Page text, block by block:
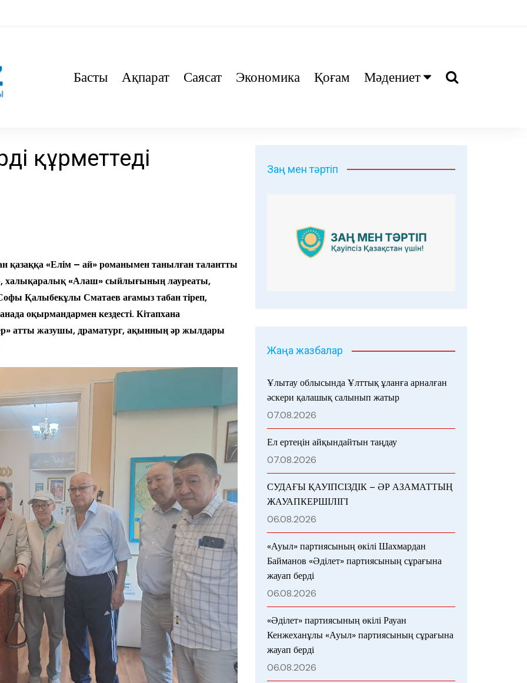
Басты Ақпарат Саясат Экономика Қоғам Мәдениет
құрметтеді
қазаққа «Елім – ай» романымен танылған талантты
халықаралық «Алаш» сыйлығының лауреаты,
Қалыбекұлы Сматаев ағамыз табан тіреп,
оқырмандармен кездесті. Кітапхана
атты жазушы, драматург, ақынның әр жылдары
Заң мен тәртіп
Жаңа жазбалар
Ұлытау облысында Ұлттық ұланға арналған
әскери қалашық салынып жатыр
07.08.2026
Ел ертеңін айқындайтын таңдау
07.08.2026
СУДАҒЫ ҚАУІПСІЗДІК – ӘР АЗАМАТТЫҢ
ЖАУАПКЕРШІЛІГІ
06.08.2026
«Ауыл» партиясының өкілі Шахмардан
Байманов «Әділет» партиясының сұрағына
жауап берді
06.08.2026
«Әділет» партиясының өкілі Рауан
Кенжеханұлы «Ауыл» партиясының сұрағына
жауап берді
06.08.2026